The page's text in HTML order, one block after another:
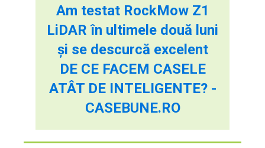
Am testat RockMow Z1
LiDAR în ultimele două luni
și se descurcă excelent
DE CE FACEM CASELE
ATÂT DE INTELIGENTE? -
CASEBUNE.RO